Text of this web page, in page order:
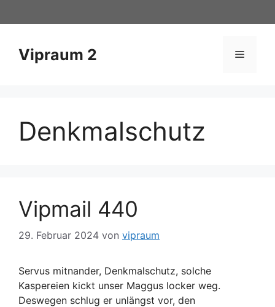
Inhalt
Vipraum 2 Menü
Denkmalschutz
Vipmail 440
29. Februar 2024 von vipraum
Servus mitnander, Denkmalschutz, solche
Kaspereien kickt unser Maggus locker weg.
Deswegen schlug er unlängst vor, den